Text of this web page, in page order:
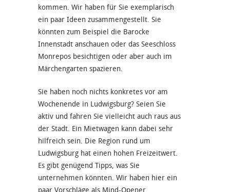
kommen. Wir haben für Sie exemplarisch
ein paar Ideen zusammengestellt. Sie
könnten zum Beispiel die Barocke
Innenstadt anschauen oder das Seeschloss
Monrepos besichtigen oder aber auch im
Märchengarten spazieren.
Sie haben noch nichts konkretes vor am
Wochenende in Ludwigsburg? Seien Sie
aktiv und fahren Sie vielleicht auch raus aus
der Stadt. Ein Mietwagen kann dabei sehr
hilfreich sein. Die Region rund um
Ludwigsburg hat einen hohen Freizeitwert.
Es gibt genügend Tipps, was Sie
unternehmen könnten. Wir haben hier ein
paar Vorschläge als Mind-Opener